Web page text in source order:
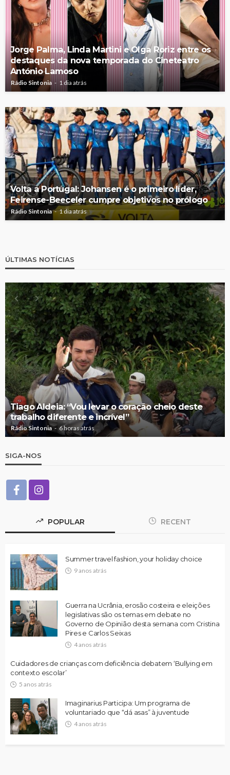
Jorge Palma, Linda Martini e Olga Roriz entre os
destaques da nova temporada do Cineteatro
António Lamoso
Rádio Sintonia 1 dia atrás
Volta a Portugal: Johansen é o primeiro líder,
Feirense-Beeceler cumpre objetivos no prólogo
Rádio Sintonia 1 dia atrás
ÚLTIMAS NOTÍCIAS
Tiago Aldeia: “Vou levar o coração cheio deste
trabalho diferente e incrível”
Rádio Sintonia 6 horas atrás
SIGA-NOS
POPULAR RECENT
Summer travel fashion, your holiday choice
9 anos atrás
Guerra na Ucrânia, erosão costeira e eleições
legislativas são os temas em debate no
Governo de Opinião desta semana com Cristina
Pires e Carlos Seixas
4 anos atrás
Cuidadores de crianças com deficiência debatem ‘Bullying em
contexto escolar’
5 anos atrás
Imaginarius Participa: Um programa de
voluntariado que “dá asas” à juventude
4 anos atrás